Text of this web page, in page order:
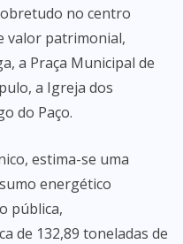
no centro
valor patrimonial,
a Praça Municipal de
a Igreja dos
do Paço.
estima-se uma
energético
pública,
de 132,89 toneladas de